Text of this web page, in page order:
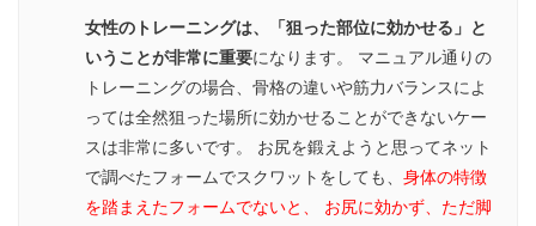
女性のトレーニングは、「狙った部位に効かせる」と
いうことが非常に重要になります。 マニュアル通りの
トレーニングの場合、骨格の違いや筋力バランスによ
っては全然狙った場所に効かせることができないケー
スは非常に多いです。 お尻を鍛えようと思ってネット
で調べたフォームでスクワットをしても、 身体の特徴
を踏まえたフォームでないと、 お尻に効かず、ただ脚